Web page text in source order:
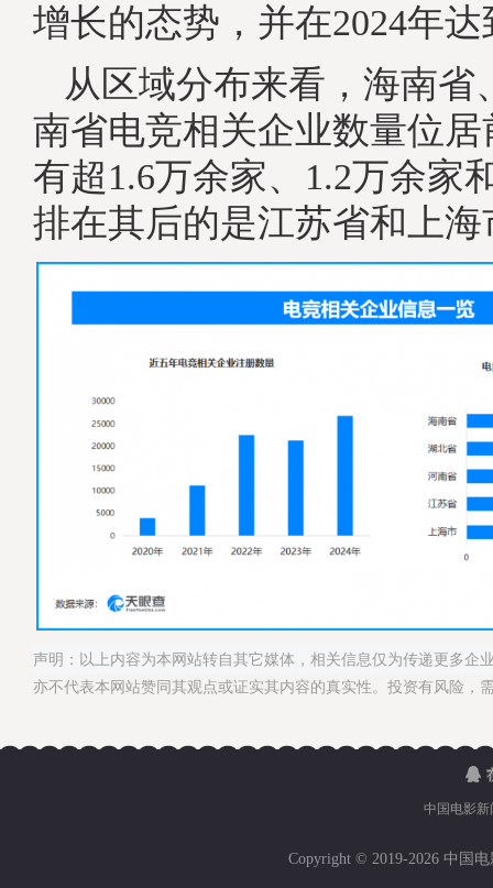
增长的态势，并在2024年
从区域分布来看，海南省
南省电竞相关企业数量位
有超1.6万余家、1.2万余家
排在其后的是江苏省和上海
声明：以上内容为本网站转自其它媒体，相关信息仅为传递更多企
亦不代表本网站赞同其观点或证实其内容的真实性。投资有风险，
中国电影新
Copyright © 2019-2026 中国